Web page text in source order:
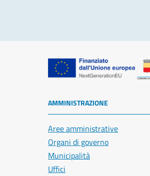
AMMINISTRAZIONE
Aree amministrative
Organi di governo
Municipalità
Uffici